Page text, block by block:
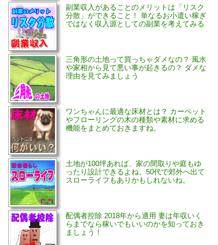
副業収入があることのメリットは「リスク
分散」ができること！ 単なるお小遣い稼ぎ
ではなく収入源としての副業を考えてみる
三角形の土地って買っちゃダメなの？ 風水
や家相から見て悪い事が起きるの？ ダメな
理由を見てみましょう
ワンちゃんに最適な床材とは？ カーペット
やフローリングの木の種類や素材に求める
機能をまとめておきますね。
土地が100坪あれば、家の間取りや庭もゆ
ったり設計できるよね。50代で郊外へ出て
スローライフもありかもしれないね。
配偶者控除 2018年から適用 妻は年収いく
らまでなら稼いでもいいのかを知っておき
ましょう！